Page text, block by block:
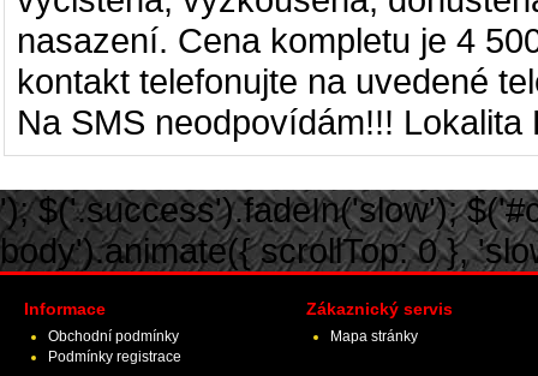
nasazení. Cena kompletu je 4
kontakt telefonujte na uvedené
Na SMS neodpovídám!!!
'); $('.success').fadeIn('slow');
body').animate({ scrollTop: 0 },
Informace
Obchodní podmínky
Podmínky registrace
Zákaznický servis
Mapa stránky